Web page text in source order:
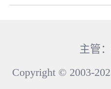
主管
Copyright © 2003-